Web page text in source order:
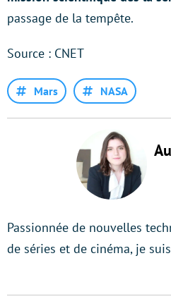
passage de la tempête.
Source : CNET
Mars NASA
Passionnée de nouvelles
de séries et de cinéma, je